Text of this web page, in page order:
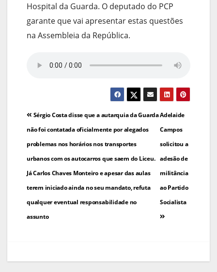
Hospital da Guarda. O deputado do PCP
garante que vai apresentar estas questões
na Assembleia da República.
Navegação
de
artigos
Adelaide
Campos
solicitou a
adesão de
militância
ao Partido
Socialista
Sérgio Costa disse que a autarquia da Guarda
não foi contatada oficialmente por alegados
problemas nos horários nos transportes
urbanos com os autocarros que saem do Liceu.
Já Carlos Chaves Monteiro e apesar das aulas
terem iniciado ainda no seu mandato, refuta
qualquer eventual responsabilidade no
assunto